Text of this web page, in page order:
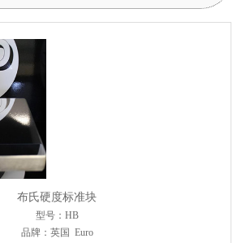
布氏硬度标准块
型号：HB
品牌：英国 Euro